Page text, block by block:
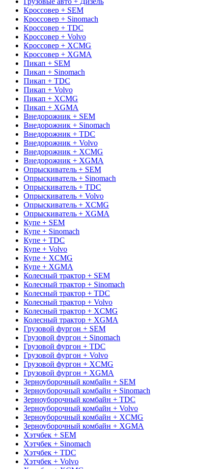
Кроссовер + SEM
Кроссовер + Sinomach
Кроссовер + TDC
Кроссовер + Volvo
Кроссовер + XCMG
Кроссовер + XGMA
Пикап + SEM
Пикап + Sinomach
Пикап + TDC
Пикап + Volvo
Пикап + XCMG
Пикап + XGMA
Внедорожник + SEM
Внедорожник + Sinomach
Внедорожник + TDC
Внедорожник + Volvo
Внедорожник + XCMG
Внедорожник + XGMA
Опрыскиватель + SEM
Опрыскиватель + Sinomach
Опрыскиватель + TDC
Опрыскиватель + Volvo
Опрыскиватель + XCMG
Опрыскиватель + XGMA
Купе + SEM
Купе + Sinomach
Купе + TDC
Купе + Volvo
Купе + XCMG
Купе + XGMA
Колесный трактор + SEM
Колесный трактор + Sinomach
Колесный трактор + TDC
Колесный трактор + Volvo
Колесный трактор + XCMG
Колесный трактор + XGMA
Грузовой фургон + SEM
Грузовой фургон + Sinomach
Грузовой фургон + TDC
Грузовой фургон + Volvo
Грузовой фургон + XCMG
Грузовой фургон + XGMA
Зерноуборочный комбайн + SEM
Зерноуборочный комбайн + Sinomach
Зерноуборочный комбайн + TDC
Зерноуборочный комбайн + Volvo
Зерноуборочный комбайн + XCMG
Зерноуборочный комбайн + XGMA
Хэтчбек + SEM
Хэтчбек + Sinomach
Хэтчбек + TDC
Хэтчбек + Volvo